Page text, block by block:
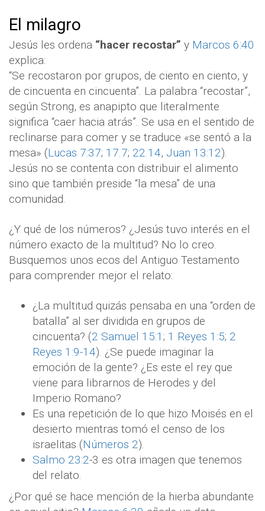
El milagro
Jesús les ordena “hacer recostar” y Marcos 6:40
explica:
“Se recostaron por grupos, de ciento en ciento, y
de cincuenta en cincuenta”. La palabra “recostar”,
según Strong, es anapipto que literalmente
significa “caer hacia atrás”. Se usa en el sentido de
reclinarse para comer y se traduce «se sentó a la
mesa» (Lucas 7:37; 17.7; 22.14, Juan 13:12).
Jesús no se contenta con distribuir el alimento
sino que también preside “la mesa” de una
comunidad.
¿Y qué de los números? ¿Jesús tuvo interés en el
número exacto de la multitud? No lo creo.
Busquemos unos ecos del Antiguo Testamento
para comprender mejor el relato:
¿La multitud quizás pensaba en una “orden de
batalla” al ser dividida en grupos de
cincuenta? (2 Samuel 15:1 ; 1 Reyes 1:5; 2
Reyes 1:9-14). ¿Se puede imaginar la
emoción de la gente? ¿Es este el rey que
viene para librarnos de Herodes y del
Imperio Romano?
Es una repetición de lo que hizo Moisés en el
desierto mientras tomó el censo de los
israelitas (Números 2).
Salmo 23:2-3 es otra imagen que tenemos
del relato.
¿Por qué se hace mención de la hierba abundante